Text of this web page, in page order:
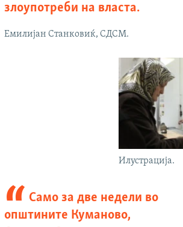
злоупотреби на власта.
Емилијан Станковиќ, СДСМ.
Илустрација.
Само за две недели во
општините Куманово,